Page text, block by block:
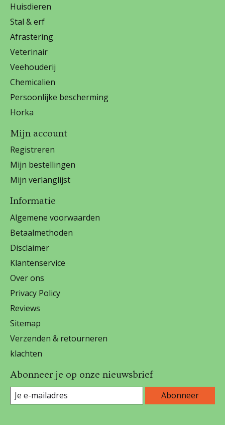
Huisdieren
Stal & erf
Afrastering
Veterinair
Veehouderij
Chemicalien
Persoonlijke bescherming
Horka
Mijn account
Registreren
Mijn bestellingen
Mijn verlanglijst
Informatie
Algemene voorwaarden
Betaalmethoden
Disclaimer
Klantenservice
Over ons
Privacy Policy
Reviews
Sitemap
Verzenden & retourneren
klachten
Abonneer je op onze nieuwsbrief
Abonneer